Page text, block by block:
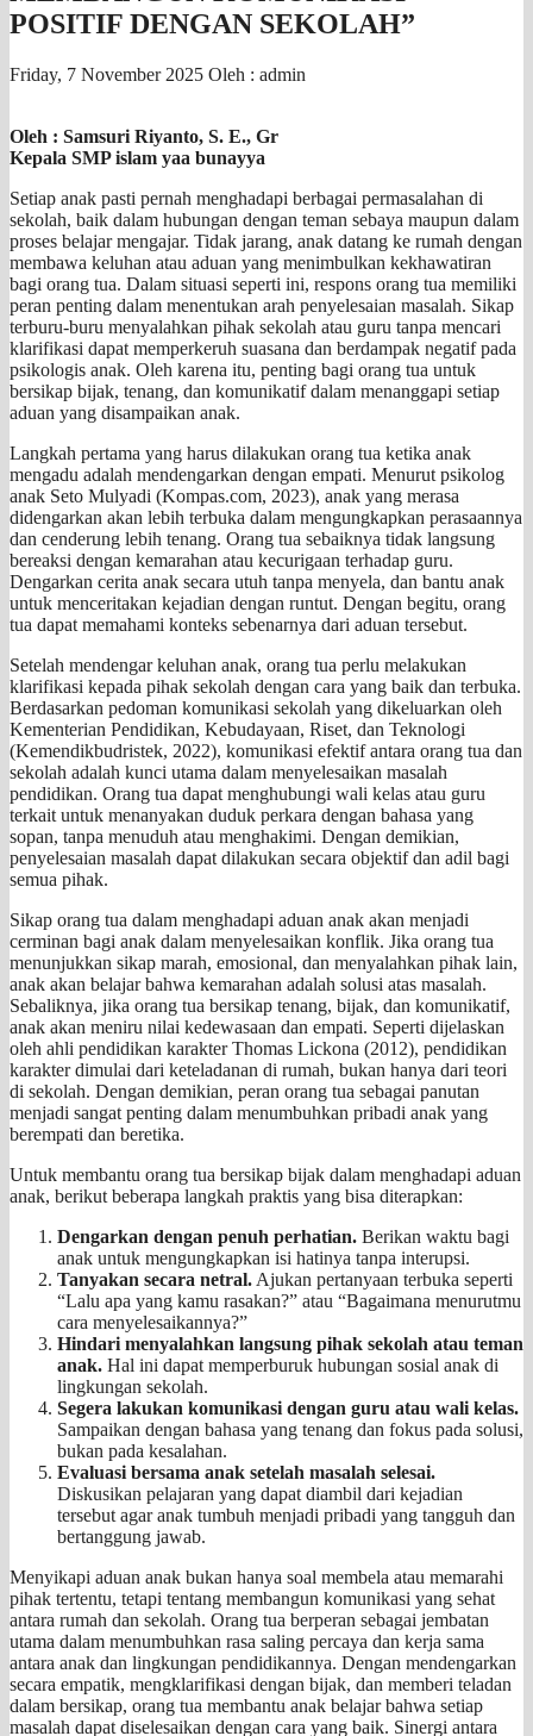
POSITIF DENGAN SEKOLAH”
Friday, 7 November 2025 Oleh : admin
Oleh : Samsuri Riyanto, S. E., Gr
Kepala SMP islam yaa bunayya
Setiap anak pasti pernah menghadapi berbagai permasalahan di
sekolah, baik dalam hubungan dengan teman sebaya maupun dalam
proses belajar mengajar. Tidak jarang, anak datang ke rumah dengan
membawa keluhan atau aduan yang menimbulkan kekhawatiran
bagi orang tua. Dalam situasi seperti ini, respons orang tua memiliki
peran penting dalam menentukan arah penyelesaian masalah. Sikap
terburu-buru menyalahkan pihak sekolah atau guru tanpa mencari
klarifikasi dapat memperkeruh suasana dan berdampak negatif pada
psikologis anak. Oleh karena itu, penting bagi orang tua untuk
bersikap bijak, tenang, dan komunikatif dalam menanggapi setiap
aduan yang disampaikan anak.
Langkah pertama yang harus dilakukan orang tua ketika anak
mengadu adalah mendengarkan dengan empati. Menurut psikolog
anak Seto Mulyadi (Kompas.com, 2023), anak yang merasa
didengarkan akan lebih terbuka dalam mengungkapkan perasaannya
dan cenderung lebih tenang. Orang tua sebaiknya tidak langsung
bereaksi dengan kemarahan atau kecurigaan terhadap guru.
Dengarkan cerita anak secara utuh tanpa menyela, dan bantu anak
untuk menceritakan kejadian dengan runtut. Dengan begitu, orang
tua dapat memahami konteks sebenarnya dari aduan tersebut.
Setelah mendengar keluhan anak, orang tua perlu melakukan
klarifikasi kepada pihak sekolah dengan cara yang baik dan terbuka.
Berdasarkan pedoman komunikasi sekolah yang dikeluarkan oleh
Kementerian Pendidikan, Kebudayaan, Riset, dan Teknologi
(Kemendikbudristek, 2022), komunikasi efektif antara orang tua dan
sekolah adalah kunci utama dalam menyelesaikan masalah
pendidikan. Orang tua dapat menghubungi wali kelas atau guru
terkait untuk menanyakan duduk perkara dengan bahasa yang
sopan, tanpa menuduh atau menghakimi. Dengan demikian,
penyelesaian masalah dapat dilakukan secara objektif dan adil bagi
semua pihak.
Sikap orang tua dalam menghadapi aduan anak akan menjadi
cerminan bagi anak dalam menyelesaikan konflik. Jika orang tua
menunjukkan sikap marah, emosional, dan menyalahkan pihak lain,
anak akan belajar bahwa kemarahan adalah solusi atas masalah.
Sebaliknya, jika orang tua bersikap tenang, bijak, dan komunikatif,
anak akan meniru nilai kedewasaan dan empati. Seperti dijelaskan
oleh ahli pendidikan karakter Thomas Lickona (2012), pendidikan
karakter dimulai dari keteladanan di rumah, bukan hanya dari teori
di sekolah. Dengan demikian, peran orang tua sebagai panutan
menjadi sangat penting dalam menumbuhkan pribadi anak yang
berempati dan beretika.
Untuk membantu orang tua bersikap bijak dalam menghadapi aduan
anak, berikut beberapa langkah praktis yang bisa diterapkan:
Dengarkan dengan penuh perhatian. Berikan waktu bagi
anak untuk mengungkapkan isi hatinya tanpa interupsi.
Tanyakan secara netral. Ajukan pertanyaan terbuka seperti
“Lalu apa yang kamu rasakan?” atau “Bagaimana menurutmu
cara menyelesaikannya?”
Hindari menyalahkan langsung pihak sekolah atau teman
anak. Hal ini dapat memperburuk hubungan sosial anak di
lingkungan sekolah.
Segera lakukan komunikasi dengan guru atau wali kelas.
Sampaikan dengan bahasa yang tenang dan fokus pada solusi,
bukan pada kesalahan.
Evaluasi bersama anak setelah masalah selesai.
Diskusikan pelajaran yang dapat diambil dari kejadian
tersebut agar anak tumbuh menjadi pribadi yang tangguh dan
bertanggung jawab.
Menyikapi aduan anak bukan hanya soal membela atau memarahi
pihak tertentu, tetapi tentang membangun komunikasi yang sehat
antara rumah dan sekolah. Orang tua berperan sebagai jembatan
utama dalam menumbuhkan rasa saling percaya dan kerja sama
antara anak dan lingkungan pendidikannya. Dengan mendengarkan
secara empatik, mengklarifikasi dengan bijak, dan memberi teladan
dalam bersikap, orang tua membantu anak belajar bahwa setiap
masalah dapat diselesaikan dengan cara yang baik. Sinergi antara